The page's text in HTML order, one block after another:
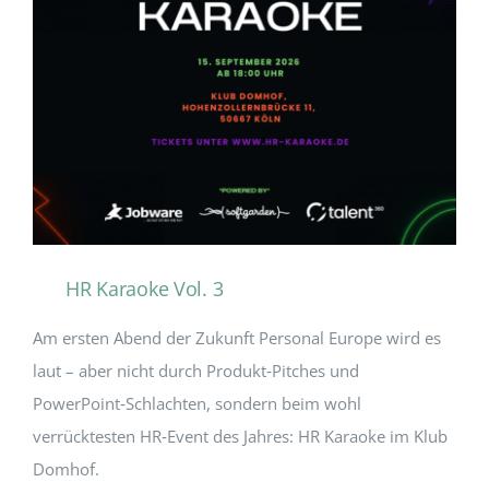
HR Karaoke Vol. 3
Am ersten Abend der Zukunft Personal Europe wird es
laut – aber nicht durch Produkt‑Pitches und
PowerPoint‑Schlachten, sondern beim wohl
verrücktesten HR‑Event des Jahres: HR Karaoke im Klub
Domhof.